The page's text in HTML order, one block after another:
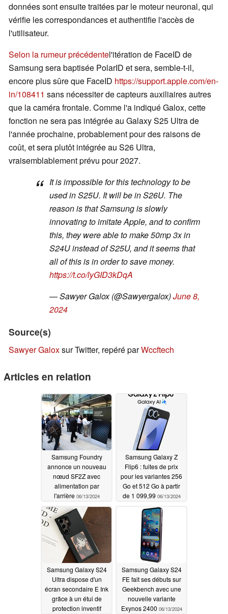
données sont ensuite traitées par le moteur neuronal, qui
vérifie les correspondances et authentifie l'accès de
l'utilisateur.
Selon la rumeur précédentel'itération de FaceID de
Samsung sera baptisée PolarID et sera, semble-t-il,
encore plus sûre que FaceID https://support.apple.com/en-
in/108411 sans nécessiter de capteurs auxiliaires autres
que la caméra frontale. Comme l'a indiqué Galox, cette
fonction ne sera pas intégrée au Galaxy S25 Ultra de
l'année prochaine, probablement pour des raisons de
coût, et sera plutôt intégrée au S26 Ultra,
vraisemblablement prévu pour 2027.
It is impossible for this technology to be
used in S25U. It will be in S26U. The
reason is that Samsung is slowly
innovating to imitate Apple, and to confirm
this, they were able to make 50mp 3x in
S24U instead of S25U, and it seems that
all of this is in order to save money.
https://t.co/lyGID3kDqA
— Sawyer Galox (@Sawyergalox)June 8,
2024
Source(s)
Sawyer Galoxsur Twitter, repéré parWccftech
Articles en relation
Samsung Foundry
annonce un nouveau
nœud SF2Z avec
alimentation par
l'arrière 06/13/2024
Samsung Galaxy Z
Flip6 : fuites de prix
pour les variantes 256
Go et 512 Go à partir
de 1 099,99 06/13/2024
Samsung Galaxy S24
Ultra dispose d'un
écran secondaire E Ink
grâce à un étui de
protection inventif
Samsung Galaxy S24
FE fait ses débuts sur
Geekbench avec une
nouvelle variante
Exynos 2400 06/13/2024